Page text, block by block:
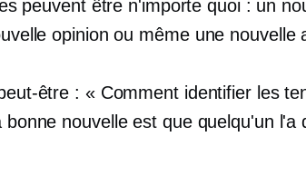
peuvent être n'importe quoi : un
opinion ou même une nouvelle
être : « Comment identifier les
nouvelle est que quelqu'un l'a